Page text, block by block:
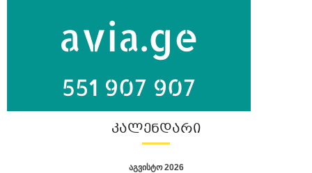
ᲙᲐᲚᲔᲜᲓᲐᲠᲘ
აგვისტო 2026